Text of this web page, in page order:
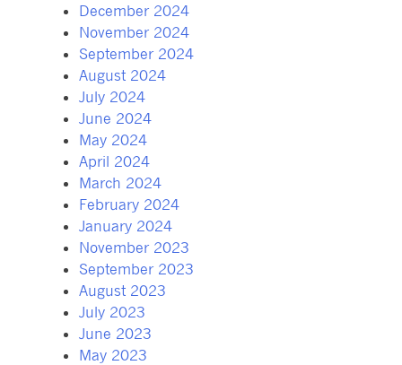
December 2024
November 2024
September 2024
August 2024
July 2024
June 2024
May 2024
April 2024
March 2024
February 2024
January 2024
November 2023
September 2023
August 2023
July 2023
June 2023
May 2023